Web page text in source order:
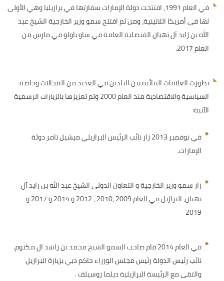
في العام 1991، افتتحت دولة الإمارات سفارتها في برازيليا وهي الأولى
لها في أمريكا اللاتينية، ومن ثم افتتح سمو وزير الخارجية الشيخ عبد
الله بن زايد آل نهيان القنصلية العامة في ساو باولو في مارس من
العام 2017.
تطورت العلاقات الثنائية بين البلدين في العديد من المجالات وخاصة
السياسية والاقتصادية منذ العام 2000 وتم تعزيزها بالزيارات الرسمية
الآتية:
في نوفمبر 2013 زار نائب الرئيس البرازيلي ميشيل تامر دولة
الإمارات.
زار سمو وزير الخارجية و التعاون الدولي الشيخ عبد الله بن زايد آل
نهيان، البرازيل في العام 2009 ،2010 ، 2012 و 2014 و 2017 و
2019
في العام 2014 قام صاحب السمو الشيخ محمد بن راشد آل مكتوم.
نائب رئيس الدولة رئيس مجلس الوزراء حاكم دبي بزيارة البرازيل
والتقى مع الرئيسة البرازيلية ديلما روسيلف .